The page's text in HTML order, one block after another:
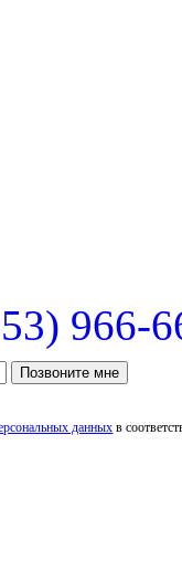
966-
Позвоните мне
данных в